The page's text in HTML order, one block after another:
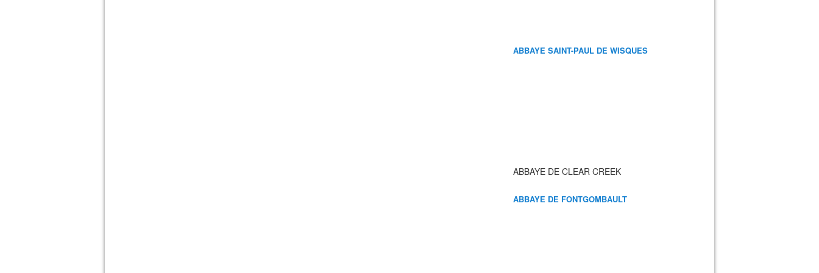
ABBAYE SAINT-PAUL DE WISQUES
ABBAYE DE CLEAR CREEK
ABBAYE DE FONTGOMBAULT